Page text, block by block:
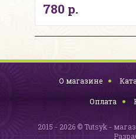
780 р.
О магазине
Оплата
2015 - 2026 © Tutsyk -